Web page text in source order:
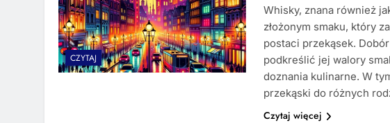
CZYTAJ
Whisky, znana również
złożonym smaku, który
postaci przekąsek.
podkreślić jej walory
doznania kulinarne. W
przekąski do różnych
Czytaj więcej